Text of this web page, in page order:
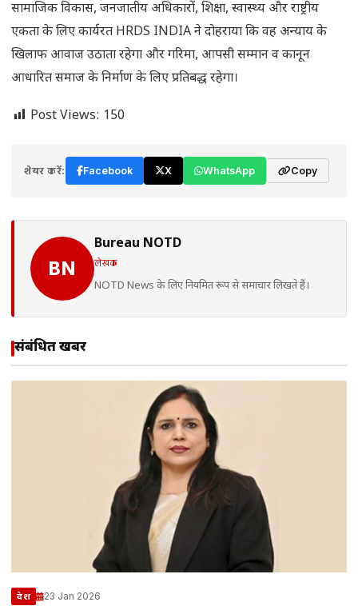
सामाजिक विकास, जनजातीय अधिकारों, शिक्षा, स्वास्थ्य और राष्ट्रीय
एकता के लिए कार्यरत HRDS INDIA ने दोहराया कि वह अन्याय के
खिलाफ आवाज उठाता रहेगा और गरिमा, आपसी सम्मान व कानून
आधारित समाज के निर्माण के लिए प्रतिबद्ध रहेगा।
Post Views: 150
शेयर करें: Facebook X WhatsApp Copy
BN
Bureau NOTD
लेखक
NOTD News के लिए नियमित रूप से समाचार लिखते हैं।
संबंधित खबरें
देश 23 Jan 2026